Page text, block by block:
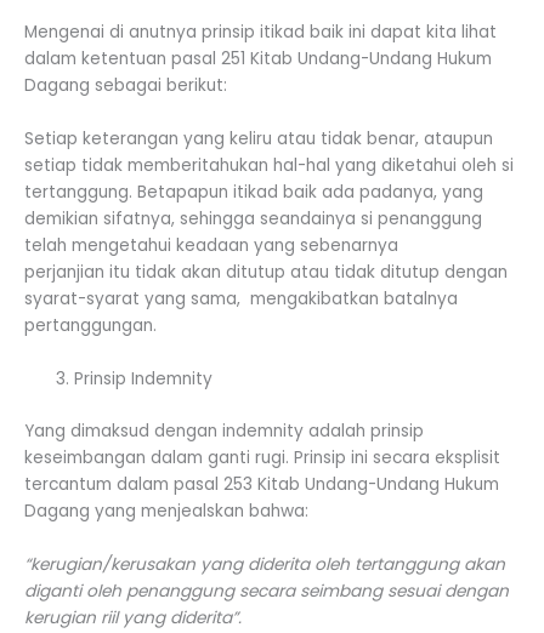
Mengenai di anutnya prinsip itikad baik ini dapat kita lihat
dalam ketentuan pasal 251 Kitab Undang-Undang Hukum
Dagang sebagai berikut:
Setiap keterangan yang keliru atau tidak benar, ataupun
setiap tidak memberitahukan hal-hal yang diketahui oleh si
tertanggung. Betapapun itikad baik ada padanya, yang
demikian sifatnya, sehingga seandainya si penanggung
telah mengetahui keadaan yang sebenarnya
perjanjian itu tidak akan ditutup atau tidak ditutup dengan
syarat-syarat yang sama, mengakibatkan batalnya
pertanggungan.
Prinsip Indemnity
Yang dimaksud dengan indemnity adalah prinsip
keseimbangan dalam ganti rugi. Prinsip ini secara eksplisit
tercantum dalam pasal 253 Kitab Undang-Undang Hukum
Dagang yang menjealskan bahwa:
“kerugian/kerusakan yang diderita oleh tertanggung akan
diganti oleh penanggung secara seimbang sesuai dengan
kerugian riil yang diderita”.